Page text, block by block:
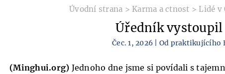
Úvodní strana > Karma a ctnost > Lidé v
Úředník vystoupil
Čec. 1, 2026 | Od praktikujícího
(Minghui.org) Jednoho dne jsme si povídali s